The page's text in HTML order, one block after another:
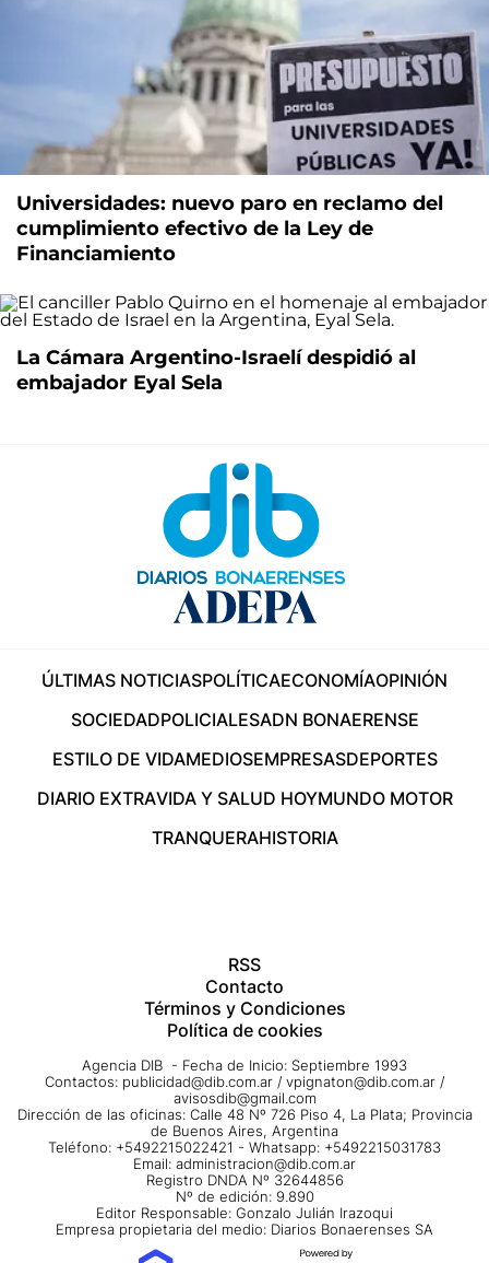
Universidades: nuevo paro en reclamo del
cumplimiento efectivo de la Ley de
Financiamiento
La Cámara Argentino-Israelí despidió al
embajador Eyal Sela
ÚLTIMAS NOTICIASPOLÍTICAECONOMÍAOPINIÓN
SOCIEDADPOLICIALESADN BONAERENSE
ESTILO DE VIDAMEDIOSEMPRESASDEPORTES
DIARIO EXTRAVIDA Y SALUD HOYMUNDO MOTOR
TRANQUERAHISTORIA
RSS
Contacto
Términos y Condiciones
Política de cookies
Agencia DIB - Fecha de Inicio: Septiembre 1993
Contactos: publicidad@dib.com.ar / vpignaton@dib.com.ar /
avisosdib@gmail.com
Dirección de las oficinas: Calle 48 Nº 726 Piso 4, La Plata; Provincia
de Buenos Aires, Argentina
Teléfono: +5492215022421 - Whatsapp: +5492215031783
Email: administracion@dib.com.ar
Registro DNDA Nº 32644856
Nº de edición: 9.890
Editor Responsable: Gonzalo Julián Irazoqui
Empresa propietaria del medio: Diarios Bonaerenses SA